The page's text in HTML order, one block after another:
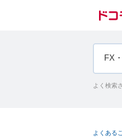
よく検索
よくある